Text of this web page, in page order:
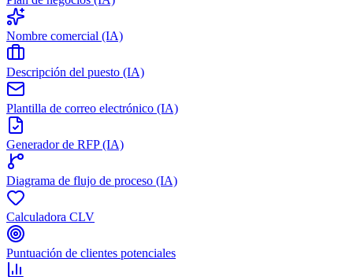
Nombre comercial (IA)
Descripción del puesto (IA)
Plantilla de correo electrónico (IA)
Generador de RFP (IA)
Diagrama de flujo de proceso (IA)
Calculadora CLV
Puntuación de clientes potenciales